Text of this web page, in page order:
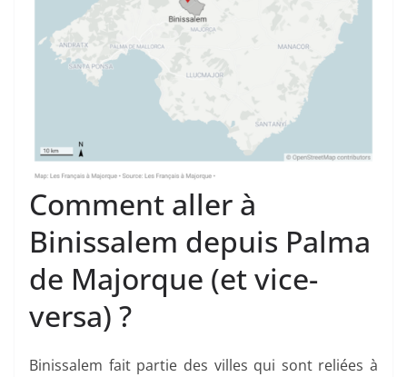
Comment aller à
Binissalem depuis Palma
de Majorque (et vice-
versa) ?
Binissalem fait partie des villes qui sont reliées à